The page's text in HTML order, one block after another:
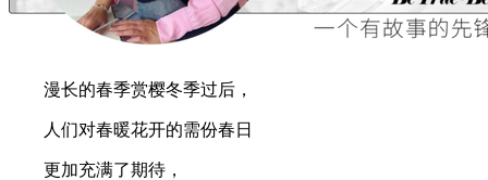
漫长的春季赏樱冬季过后，
人们对春暖花开的需份春日
更加充满了期待，